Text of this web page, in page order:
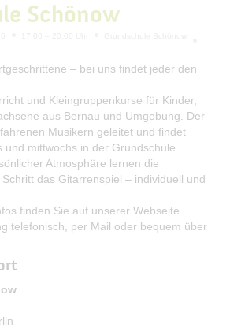
Schönow
– bei uns findet jeder den
und Kleingruppenkurse für Kinder,
aus Bernau und Umgebung. Der
Musikern geleitet und findet
und mittwochs in der Grundschule
Atmosphäre lernen die
das Gitarrenspiel – individuell und
finden Sie auf unserer Webseite.
telefonisch, per Mail oder bequem über